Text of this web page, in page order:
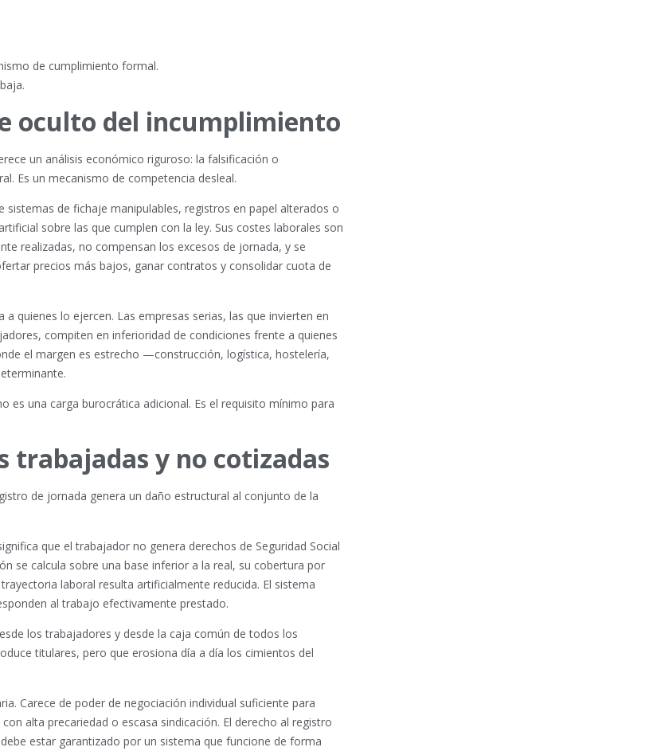
de cumplimiento formal.
oculto del incumplimiento
un análisis económico riguroso: la falsificación o
Es un mecanismo de competencia desleal.
de fichaje manipulables, registros en papel alterados o
sobre las que cumplen con la ley. Sus costes laborales son
realizadas, no compensan los excesos de jornada, y se
precios más bajos, ganar contratos y consolidar cuota de
quienes lo ejercen. Las empresas serias, las que invierten en
compiten en inferioridad de condiciones frente a quienes
el margen es estrecho —construcción, logística, hostelería,
es una carga burocrática adicional. Es el requisito mínimo para
trabajadas y no cotizadas
de jornada genera un daño estructural al conjunto de la
que el trabajador no genera derechos de Seguridad Social
se calcula sobre una base inferior a la real, su cobertura por
laboral resulta artificialmente reducida. El sistema
al trabajo efectivamente prestado.
los trabajadores y desde la caja común de todos los
titulares, pero que erosiona día a día los cimientos del
Carece de poder de negociación individual suficiente para
alta precariedad o escasa sindicación. El derecho al registro
estar garantizado por un sistema que funcione de forma